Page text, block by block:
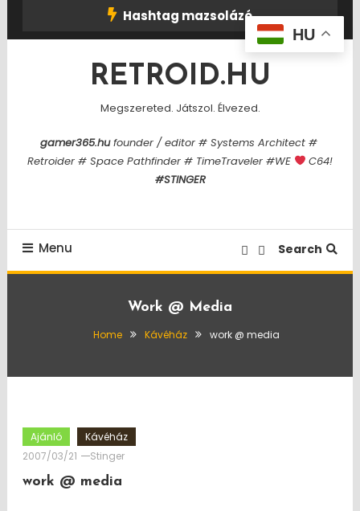
Hashtag mazsolázó
RETROID.HU
Megszereted. Játszol. Élvezed.
gamer365.hufounder / editor # Systems Architect #
Retroider # Space Pathfinder # TimeTraveler #WE
C64!
#STINGER
Menu Search
Work @ Media
Home Kávéház work @ media
Ajánló
Kávéház
2007/03/21
Stinger
work @ media
HU